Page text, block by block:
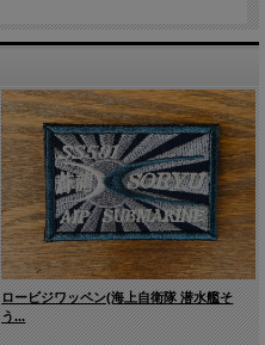
ロービジワッペン(海上自衛隊 潜水艦そ
う...